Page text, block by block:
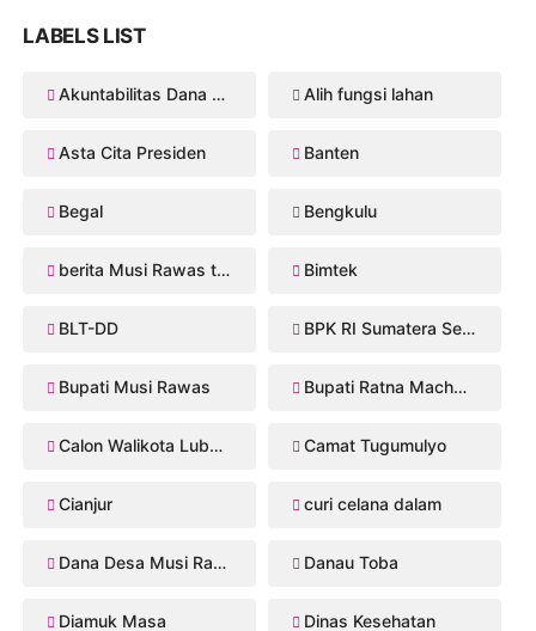
LABELS LIST
Akuntabilitas Dana Desa Alih fungsi lahan
Asta Cita Presiden Banten
Begal Bengkulu
berita Musi Rawas terbaru Bimtek
BLT-DD BPK RI Sumatera Selatan
Bupati Musi Rawas Bupati Ratna Machmud
Calon Walikota Lubuklinggau Camat Tugumulyo
Cianjur curi celana dalam
Dana Desa Musi Rawas Danau Toba
Diamuk Masa Dinas Kesehatan